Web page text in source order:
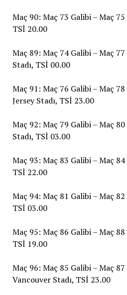
Maç 90: Maç 73 Galibi – Maç
TSİ 20.00
Maç 89: Maç 74 Galibi – Maç
Stadı, TSİ 00.00
Maç 91: Maç 76 Galibi – Maç
Jersey Stadı, TSİ 23.00
Maç 92: Maç 79 Galibi – Maç
Stadı, TSİ 03.00
Maç 93: Maç 83 Galibi – Maç 84
TSİ 22.00
Maç 94: Maç 81 Galibi – Maç
TSİ 03.00
Maç 95: Maç 86 Galibi – Maç
TSİ 19.00
Maç 96: Maç 85 Galibi – Maç
Vancouver Stadı, TSİ 23.00